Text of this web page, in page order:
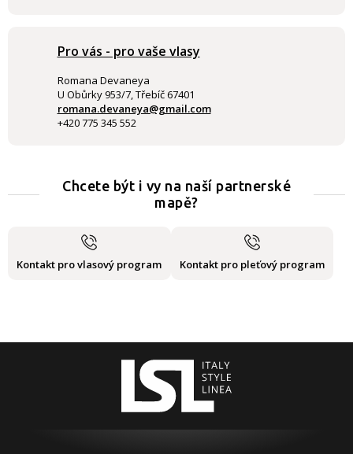
Pro vás - pro vaše vlasy
Romana Devaneya
U Obůrky 953/7, Třebíč 67401
romana.devaneya@gmail.com
+420 775 345 552
Chcete být i vy na naší partnerské
mapě?
Kontakt pro vlasový program Kontakt pro pleťový program